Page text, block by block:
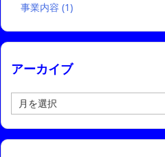
事業内容 (1)
アーカイブ
ー
カ
イ